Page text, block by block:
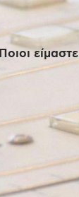
Ποιοι είμαστε